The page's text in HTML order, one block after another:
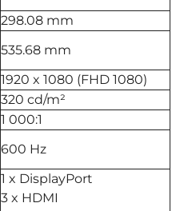
298.08 mm
535.68 mm
1920 x 1080 (FHD 1080)
320 cd/m²
1 000:1
600 Hz
1 x DisplayPort
3 x HDMI